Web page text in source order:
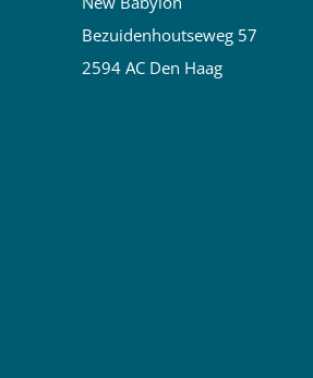
Bezuidenhoutseweg 57
2594 AC Den Haag